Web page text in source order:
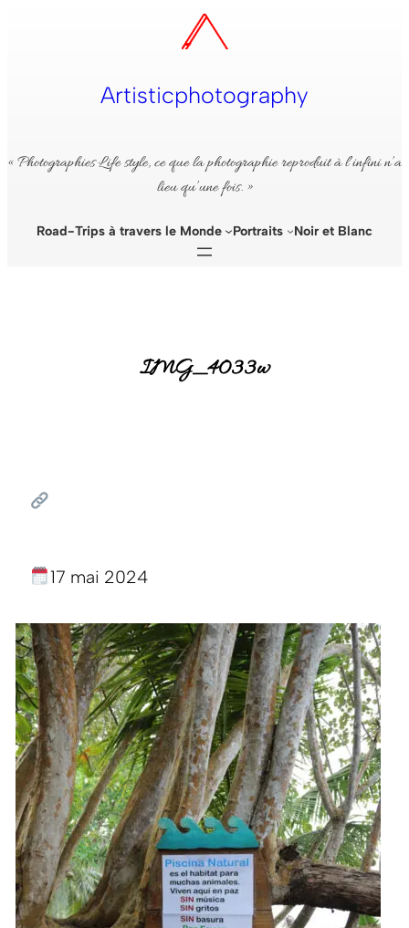
Artisticphotography
« Photographies Life style, ce que la photographie reproduit à l’infini n’a
lieu qu’une fois. »
Road-Trips à travers le Monde Portraits Noir et Blanc
IMG_4033w
17 mai 2024